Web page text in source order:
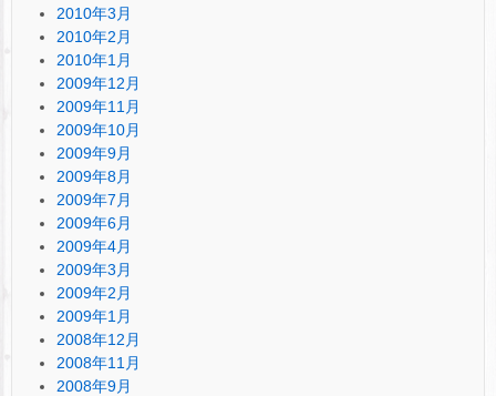
2010年3月
2010年2月
2010年1月
2009年12月
2009年11月
2009年10月
2009年9月
2009年8月
2009年7月
2009年6月
2009年4月
2009年3月
2009年2月
2009年1月
2008年12月
2008年11月
2008年9月